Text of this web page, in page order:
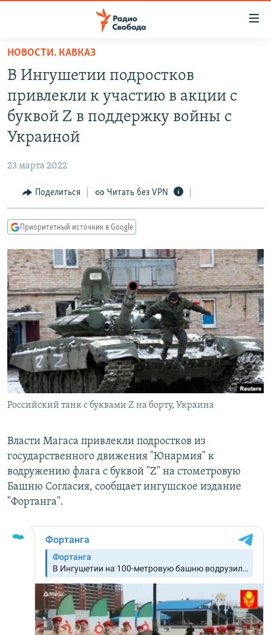
упрощенного
доступа
основному
содержанию
Вернутся
навигации
Вернутся
ПОДКАСТЫ
АВТОРСКИЕ ПРОЕКТЫ
ЦИТАТЫ СВОБОДЫ
КУЛЬТУРА
IDEL.РЕАЛИИ
КАВКАЗ.РЕАЛИИ
СИБИРЬ.РЕАЛИИ
РАСПИСАНИЕ ВЕЩАНИЯ
ПОДПИШИТЕСЬ НА РАССЫЛКУ
СОЦИАЛЬНЫЕ СЕТИ
НОВОСТИ. КАВКАЗ
В Ингушетии подростков
привлекли к участию в акции с
буквой Z в поддержку войны с
Украиной
23 марта 2022
Поделиться Читать без VPN
Приоритетный источник в Google
Российский танк с буквами Z на борту, Украина
Власти Магаса привлекли подростков из
государственного движения "Юнармия" к
водружению флага с буквой "Z" на стометровую
Башню Согласия, сообщает ингушское издание
"Фортанга".